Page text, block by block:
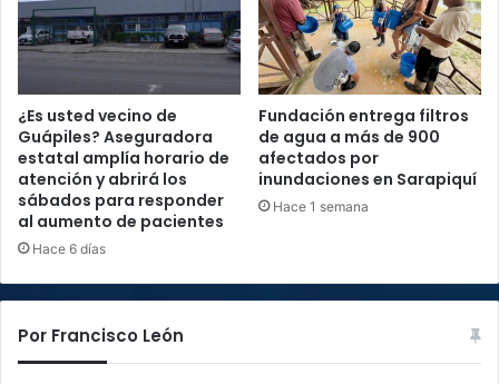
¿Es usted vecino de
Guápiles? Aseguradora
estatal amplía horario de
atención y abrirá los
sábados para responder
al aumento de pacientes
Hace 6 días
Fundación entrega filtros
de agua a más de 900
afectados por
inundaciones en Sarapiquí
Hace 1 semana
Por Francisco León